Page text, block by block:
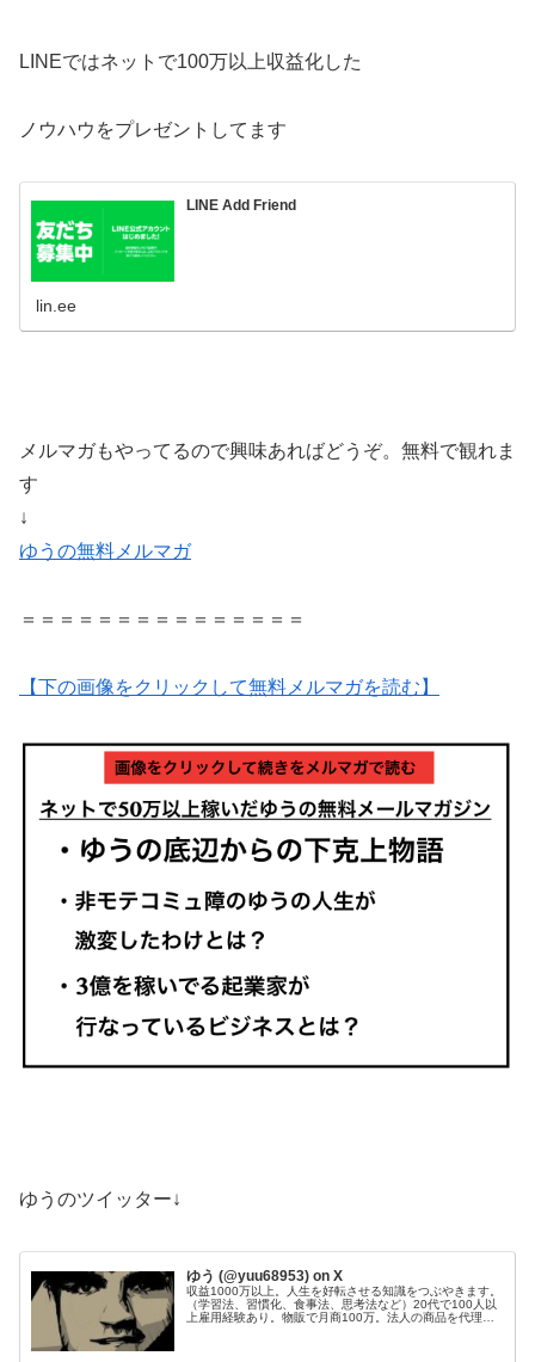
LINEではネットで100万以上収益化した
ノウハウをプレゼントしてます
LINE Add Friend
lin.ee
メルマガもやってるので興味あればどうぞ。無料で観れま
す
↓
ゆうの無料メルマガ
＝＝＝＝＝＝＝＝＝＝＝＝＝＝＝
【下の画像をクリックして無料メルマガを読む】
ゆうのツイッター↓
ゆう (@yuu68953) on X
収益1000万以上。人生を好転させる知識をつぶやきます。
（学習法、習慣化、食事法、思考法など）20代で100人以
上雇用経験あり。物販で月商100万。法人の商品を代理販